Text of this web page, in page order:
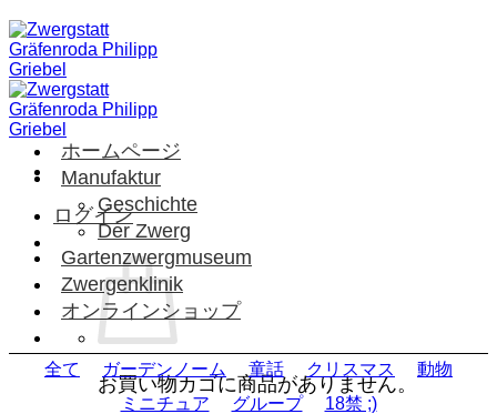
Skip
to
content
ログイン
お買い物カゴに商品がありません。
ホームページ
Manufaktur
Geschichte
Der Zwerg
Gartenzwergmuseum
Zwergenklinik
オンラインショップ
全て ガーデンノーム 童話 クリスマス
動物
ミニチュア
グループ
18禁 ;)